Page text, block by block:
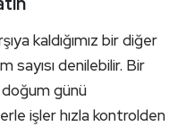
kaldığımız bir diğer
sayısı denilebilir. Bir
günü
işler hızla kontrolden